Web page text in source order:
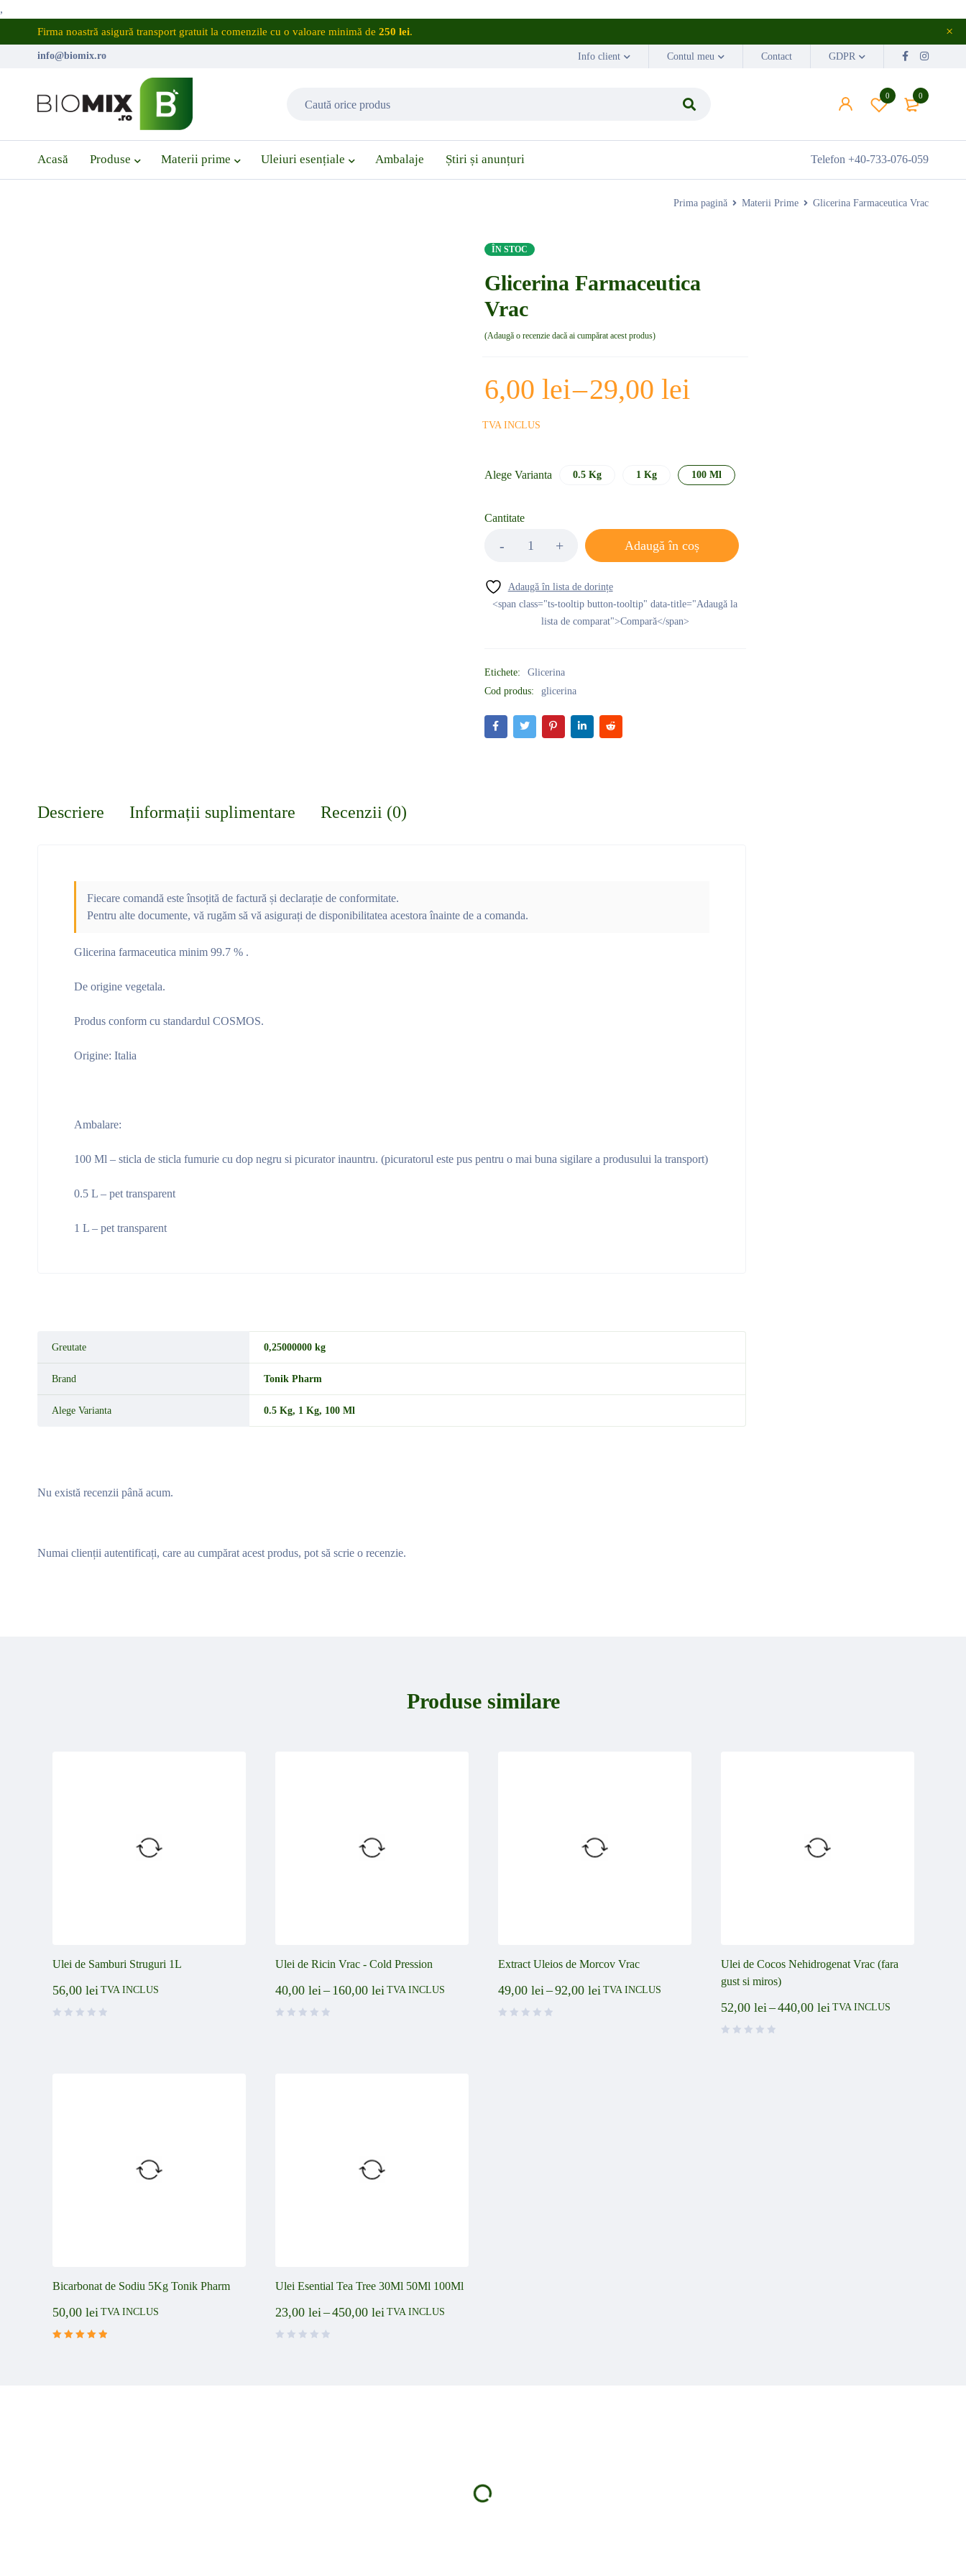
,
Firma noastră asigură transport gratuit la comenzile cu o valoare minimă de 250 lei.
info@biomix.ro Info client Contul meu Contact GDPR
0
0
Acasă Produse Materii prime Uleiuri esențiale Ambalaje Știri și anunțuri Telefon +40-733-076-059
Prima pagină Materii Prime Glicerina Farmaceutica Vrac
ÎN STOC
Glicerina Farmaceutica
Vrac
Adaugă o recenzie dacă ai cumpărat acest produs
6,00 lei–29,00 lei
TVA INCLUS
Alege Varianta 0.5 Kg 1 Kg 100 Ml
Cantitate
Adaugă în coș
<span class="ts-tooltip button-tooltip" data-title="Adaugă la
lista de comparat">Compară</span>
Etichete:
Glicerina
Cod produs:
glicerina
Descriere Informații suplimentare Recenzii (0)
Fiecare comandă este însoțită de factură și declarație de conformitate.
Pentru alte documente, vă rugăm să vă asigurați de disponibilitatea acestora înainte de a comanda.
Glicerina farmaceutica minim 99.7 % .
De origine vegetala.
Produs conform cu standardul COSMOS.
Origine: Italia
Ambalare:
100 Ml – sticla de sticla fumurie cu dop negru si picurator inauntru. (picuratorul este pus pentru o mai buna sigilare a produsului la transport)
0.5 L – pet transparent
1 L – pet transparent
Greutate 0,25000000 kg
Brand Tonik Pharm
Alege Varianta 0.5 Kg, 1 Kg, 100 Ml
Nu există recenzii până acum.
Numai clienții autentificați, care au cumpărat acest produs, pot să scrie o recenzie.
Produse similare
Ulei de Samburi Struguri 1L
56,00 lei TVA INCLUS
Ulei de Ricin Vrac - Cold Pression
40,00 lei – 160,00 lei TVA INCLUS
Extract Uleios de Morcov Vrac
49,00 lei –92,00 lei TVA INCLUS
Ulei de Cocos Nehidrogenat Vrac (fara
gust si miros)
52,00 lei –440,00 lei TVA INCLUS
Bicarbonat de Sodiu 5Kg Tonik Pharm
50,00 lei TVA INCLUS
Ulei Esential Tea Tree 30Ml 50Ml 100Ml
23,00 lei –450,00 lei TVA INCLUS